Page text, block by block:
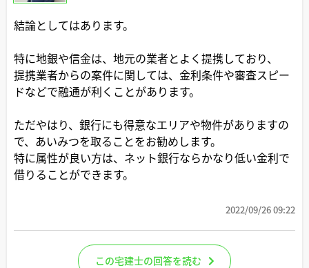
結論としてはあります。
特に地銀や信金は、地元の業者とよく提携しており、
提携業者からの案件に関しては、金利条件や審査スピー
ドなどで融通が利くことがあります。
ただやはり、銀行にも得意なエリアや物件がありますの
で、あいみつを取ることをお勧めします。
特に属性が良い方は、ネット銀行ならかなり低い金利で
借りることができます。
2022/09/26 09:22
この宅建士の回答を読む